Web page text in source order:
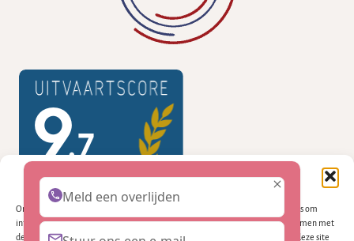
Beheer cookie toestemming
Om de beste ervaringen te bieden, gebruiken wij technologieën zoals cookies om
informatie over je apparaat op te slaan en/of te raadplegen. Door in te stemmen met
deze technologieën kunnen wij gegevens zoals surfgedrag of unieke ID's op deze site
Meld een overlijden